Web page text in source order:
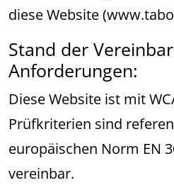
diese Website
Stand der
Anforderungen:
Diese Website ist mit
Prüfkriterien sind
europäischen Norm EN
vereinbar.